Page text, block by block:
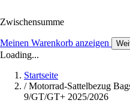
Zwischensumme
Meinen Warenkorb anzeigen
Loading...
Startseite
/ Motorrad-Sattelbezug
9/GT/GT+ 2025/2026